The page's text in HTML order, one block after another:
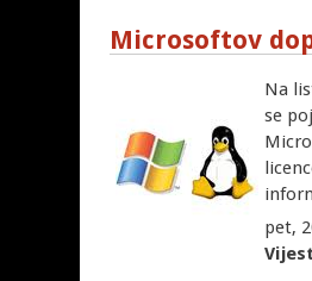
Microsoftov
Na
se
pet,